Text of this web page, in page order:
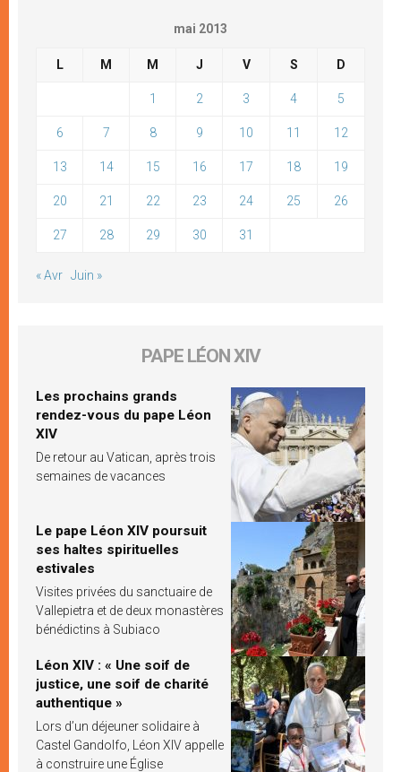
mai 2013
L M M J V S D
1 2 3 4 5
6 7 8 9 10 11 12
13 14 15 16 17 18 19
20 21 22 23 24 25 26
27 28 29 30 31
« Avr Juin »
PAPE LÉON XIV
Les prochains grands
rendez-vous du pape Léon
XIV
De retour au Vatican, après trois
semaines de vacances
Le pape Léon XIV poursuit
ses haltes spirituelles
estivales
Visites privées du sanctuaire de
Vallepietra et de deux monastères
bénédictins à Subiaco
Léon XIV : « Une soif de
justice, une soif de charité
authentique »
Lors d’un déjeuner solidaire à
Castel Gandolfo, Léon XIV appelle
à construire une Église